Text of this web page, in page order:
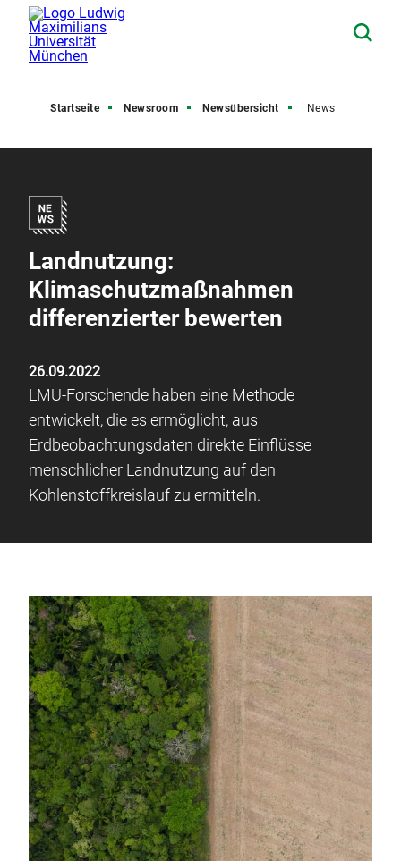
Startseite Newsroom Newsübersicht News
Landnutzung:
Klimaschutzmaßnahmen
differenzierter bewerten
26.09.2022
LMU-Forschende haben eine Methode
entwickelt, die es ermöglicht, aus
Erdbeobachtungsdaten direkte Einflüsse
menschlicher Landnutzung auf den
Kohlenstoffkreislauf zu ermitteln.